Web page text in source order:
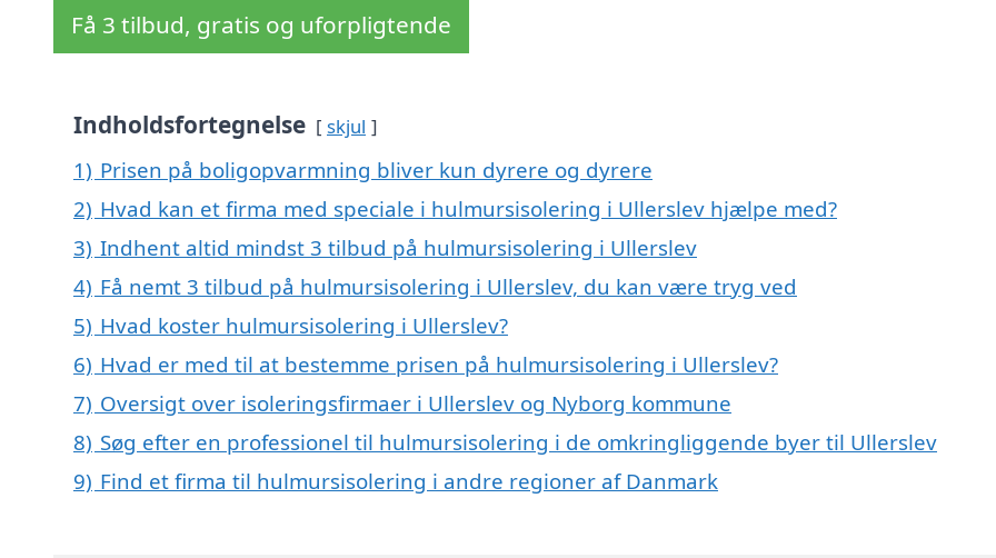
Få 3 tilbud, gratis og uforpligtende
Indholdsfortegnelse skjul
1) Prisen på boligopvarmning bliver kun dyrere og dyrere
2) Hvad kan et firma med speciale i hulmursisolering i Ullerslev hjælpe med?
3) Indhent altid mindst 3 tilbud på hulmursisolering i Ullerslev
4) Få nemt 3 tilbud på hulmursisolering i Ullerslev, du kan være tryg ved
5) Hvad koster hulmursisolering i Ullerslev?
6) Hvad er med til at bestemme prisen på hulmursisolering i Ullerslev?
7) Oversigt over isoleringsfirmaer i Ullerslev og Nyborg kommune
8) Søg efter en professionel til hulmursisolering i de omkringliggende byer til Ullerslev
9) Find et firma til hulmursisolering i andre regioner af Danmark